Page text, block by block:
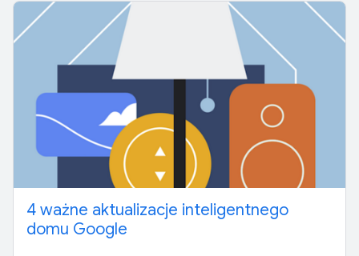
4 ważne aktualizacje inteligentnego
domu Google